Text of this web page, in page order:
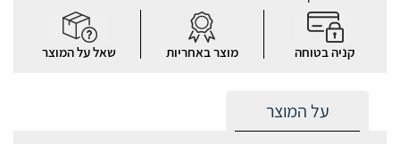
קניה בטוחה מוצר באחריות שאל על המוצר
על המוצר